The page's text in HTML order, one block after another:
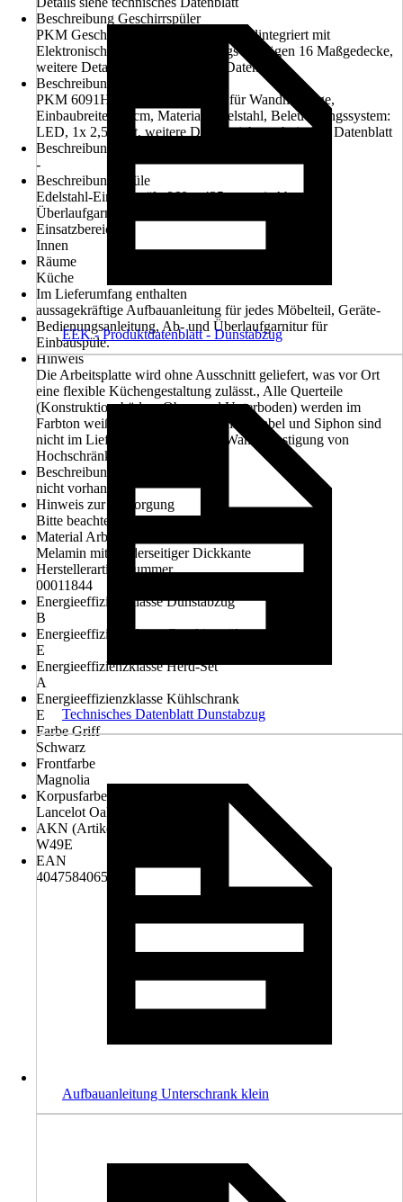
Beschreibung Geschirrspüler
PKM Geschirrspüler GSM16-8FI, Vollintegriert mit
Elektronischer Steuerung, Fassungsvermögen 16 Maßgedecke,
weitere Details siehe technisches Datenblatt
Beschreibung Dunstabzugshaube
PKM 6091H, Dunstabzugshaube für Wandmontage,
Einbaubreite: 60 cm, Material: Edelstahl, Beleuchtungssystem:
LED, 1x 2,5 Watt, weitere Details siehe technisches Datenblatt
Beschreibung Mikrowelle
-
Beschreibung Spüle
Edelstahl-Einbauspüle 860 x 435 mm mit Ab- und
Überlaufgarnitur
Einsatzbereich
Innen
Räume
Küche
Im Lieferumfang enthalten
aussagekräftige Aufbauanleitung für jedes Möbelteil, Geräte-
Bedienungsanleitung, Ab- und Überlaufgarnitur für
Einbauspüle.
Hinweis
Die Arbeitsplatte wird ohne Ausschnitt geliefert, was vor Ort
eine flexible Küchengestaltung zulässt., Alle Querteile
(Konstruktionsböden, Ober- und Unterboden) werden im
Farbton weiß geliefert., Herdanschlusskabel und Siphon sind
nicht im Lieferumfang enthalten. Wandbefestigung von
Hochschränken erforderlich.
Beschreibung Backofen
nicht vorhanden
Hinweis zur Entsorgung
Bitte beachte die Hinweise zur Entsorgung
Material Arbeitsplatte
Melamin mit vorderseitiger Dickkante
Herstellerartikelnummer
00011844
Energieeffizienzklasse Dunstabzug
B
Energieeffizienzklasse Geschirrspüler
E
Energieeffizienzklasse Herd-Set
A
Energieeffizienzklasse Kühlschrank
E
Farbe Griff
Schwarz
Frontfarbe
Magnolia
Korpusfarbe
Lancelot Oak
AKN (Artikelkurznummer)
W49E
EAN
4047584065519
EEK - Produktdatenblatt - Dunstabzug
Technisches Datenblatt Dunstabzug
Aufbauanleitung Unterschrank klein